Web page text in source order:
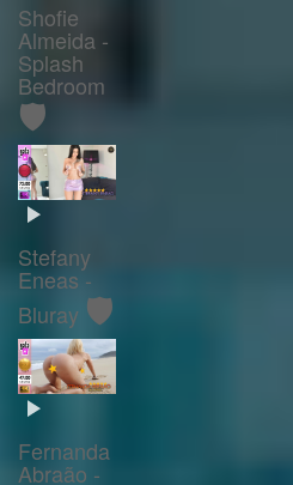
Shofie
Almeida -
Splash
Bedroom
🛡️
Stefany
Eneas -
Bluray 🛡️
Fernanda
Abraão -